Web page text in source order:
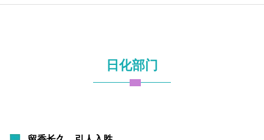
日化部门